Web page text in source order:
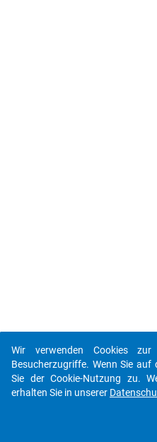
Wir verwenden Cookies
Besucherzugriffe. Wenn Sie
Sie der Cookie-Nutzung zu.
erhalten Sie in unserer